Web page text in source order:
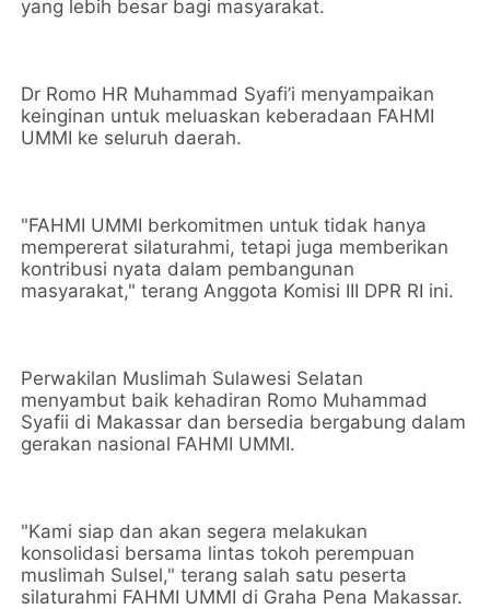
yang lebih besar bagi masyarakat.
Dr Romo HR Muhammad Syafi’i menyampaikan
keinginan untuk meluaskan keberadaan FAHMI
UMMI ke seluruh daerah.
"FAHMI UMMI berkomitmen untuk tidak hanya
mempererat silaturahmi, tetapi juga memberikan
kontribusi nyata dalam pembangunan
masyarakat," terang Anggota Komisi III DPR RI ini.
Perwakilan Muslimah Sulawesi Selatan
menyambut baik kehadiran Romo Muhammad
Syafii di Makassar dan bersedia bergabung dalam
gerakan nasional FAHMI UMMI.
"Kami siap dan akan segera melakukan
konsolidasi bersama lintas tokoh perempuan
muslimah Sulsel," terang salah satu peserta
silaturahmi FAHMI UMMI di Graha Pena Makassar.